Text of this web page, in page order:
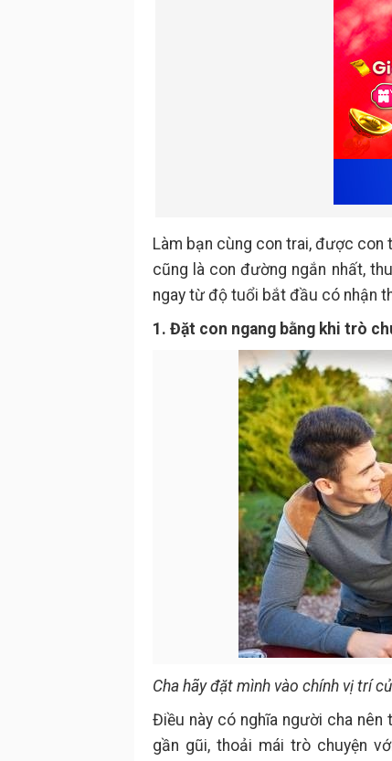
Làm bạn cùng con trai, được
cũng là con đường ngắn nhất,
ngay từ độ tuổi bắt đầu có nhận
1. Đặt con ngang bằng khi trò
Cha hãy đặt mình vào chính vị trí
Điều này có nghĩa người cha
gần gũi, thoải mái trò chuyện